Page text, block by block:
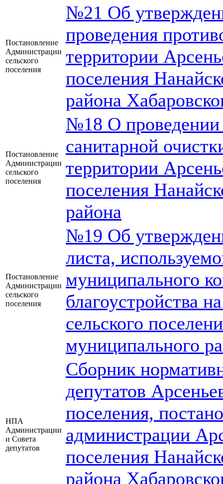
Постановление
Администрации
сельского
поселения
№21 Об
проведения
территории
поселения
района
Постановление
Администрации
сельского
поселения
№18 О проведении
санитарной
территории
поселения
района
Постановление
Администрации
сельского
поселения
№19 Об
листа,
муниципального
благоустройства
сельского
муниципального
НПА
Администрации
и Совета
депутатов
Сборник
депутатов
поселения,
администрации
поселения
района